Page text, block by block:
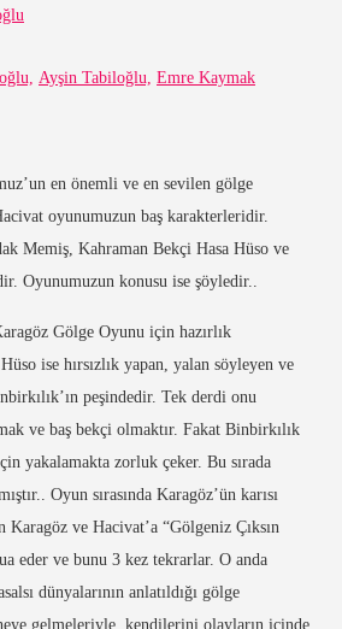
Ayşin Tabiloğlu, Emre Kaymak
en önemli ve en sevilen gölge
oyunumuzun baş karakterleridir.
Memiş, Kahraman Bekçi Hasa Hüso ve
Oyunumuzun konusu ise şöyledir..
Gölge Oyunu için hazırlık
ise hırsızlık yapan, yalan söyleyen ve
peşindedir. Tek derdi onu
ve baş bekçi olmaktır. Fakat Binbirkılık
yakalamakta zorluk çeker. Bu sırada
Oyun sırasında Karagöz’ün karısı
Karagöz ve Hacivat’a “Gölgeniz Çıksın
eder ve bunu 3 kez tekrarlar. O anda
dünyalarının anlatıldığı gölge
gelmeleriyle, kendilerini olayların içinde